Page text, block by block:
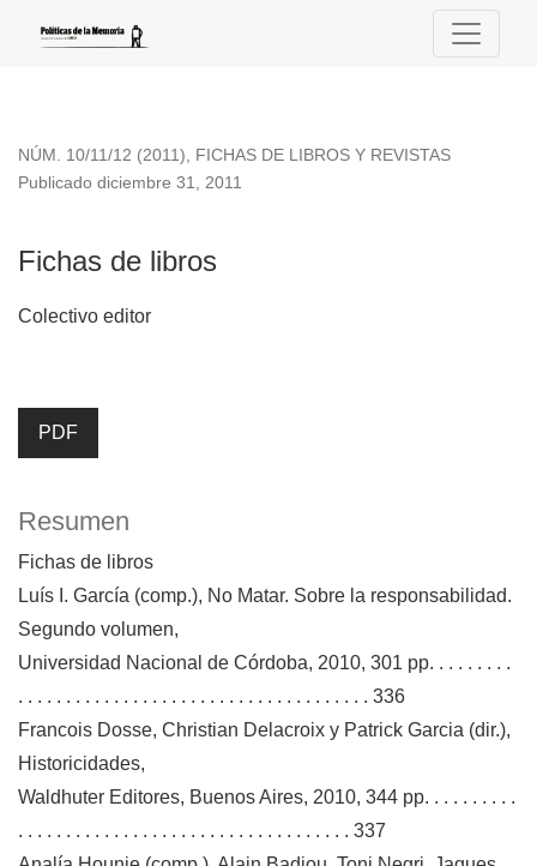
NÚM. 10/11/12 (2011), FICHAS DE LIBROS Y REVISTAS
Fichas de libros
Publicado diciembre 31, 2011
Colectivo editor
PDF
Resumen
Fichas de libros
Luís I. García (comp.), No Matar. Sobre la responsabilidad.
Segundo volumen,
Universidad Nacional de Córdoba, 2010, 301 pp. . . . . . . . .
. . . . . . . . . . . . . . . . . . . . . . . . . . . . . . . . . . . . . 336
Francois Dosse, Christian Delacroix y Patrick Garcia (dir.),
Historicidades,
Waldhuter Editores, Buenos Aires, 2010, 344 pp. . . . . . . . . .
. . . . . . . . . . . . . . . . . . . . . . . . . . . . . . . . . . . 337